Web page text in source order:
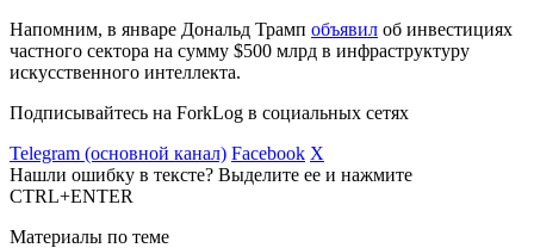
Напомним, в январе Дональд Трамп объявил об инвестициях
частного сектора на сумму $500 млрд в инфраструктуру
искусственного интеллекта.
Подписывайтесь на ForkLog в социальных сетях
Telegram (основной канал) Facebook X
Нашли ошибку в тексте? Выделите ее и нажмите
CTRL+ENTER
Материалы по теме